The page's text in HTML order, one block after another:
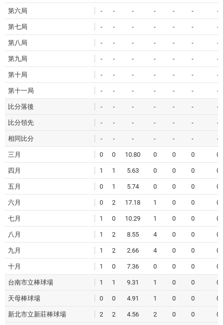
第六局 - - - - - - -
第七局 - - - - - - -
第八局 - - - - - - -
第九局 - - - - - - -
第十局 - - - - - - -
第十一局 - - - - - - -
比分落後 - - - - - - -
比分領先 - - - - - - -
相同比分 - - - - - - -
三月 0 0 10.80 0 0 0 0
四月 1 1 5.63 0 0 0 0
五月 0 1 5.74 0 0 0 0
六月 0 2 17.18 1 0 0 0
七月 1 0 10.29 1 0 0 0
八月 1 2 8.55 4 0 0 0
九月 1 2 2.66 4 0 0 0
十月 1 0 7.36 0 0 0 0
台南市立棒球場 1 1 9.31 1 0 0 0
天母棒球場 0 0 4.91 1 0 0 0
新北市立新莊棒球場 2 2 4.56 2 0 0 0